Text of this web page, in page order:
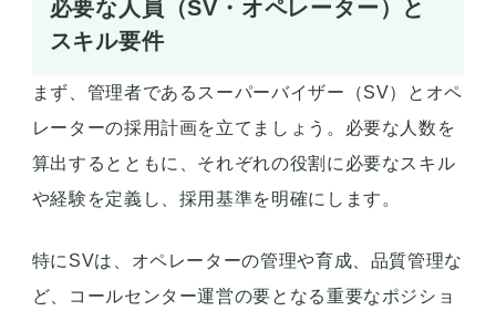
必要な人員（SV・オペレーター）と
スキル要件
まず、管理者であるスーパーバイザー（SV）とオペ
レーターの採用計画を立てましょう。必要な人数を
算出するとともに、それぞれの役割に必要なスキル
や経験を定義し、採用基準を明確にします。
特にSVは、オペレーターの管理や育成、品質管理な
ど、コールセンター運営の要となる重要なポジショ